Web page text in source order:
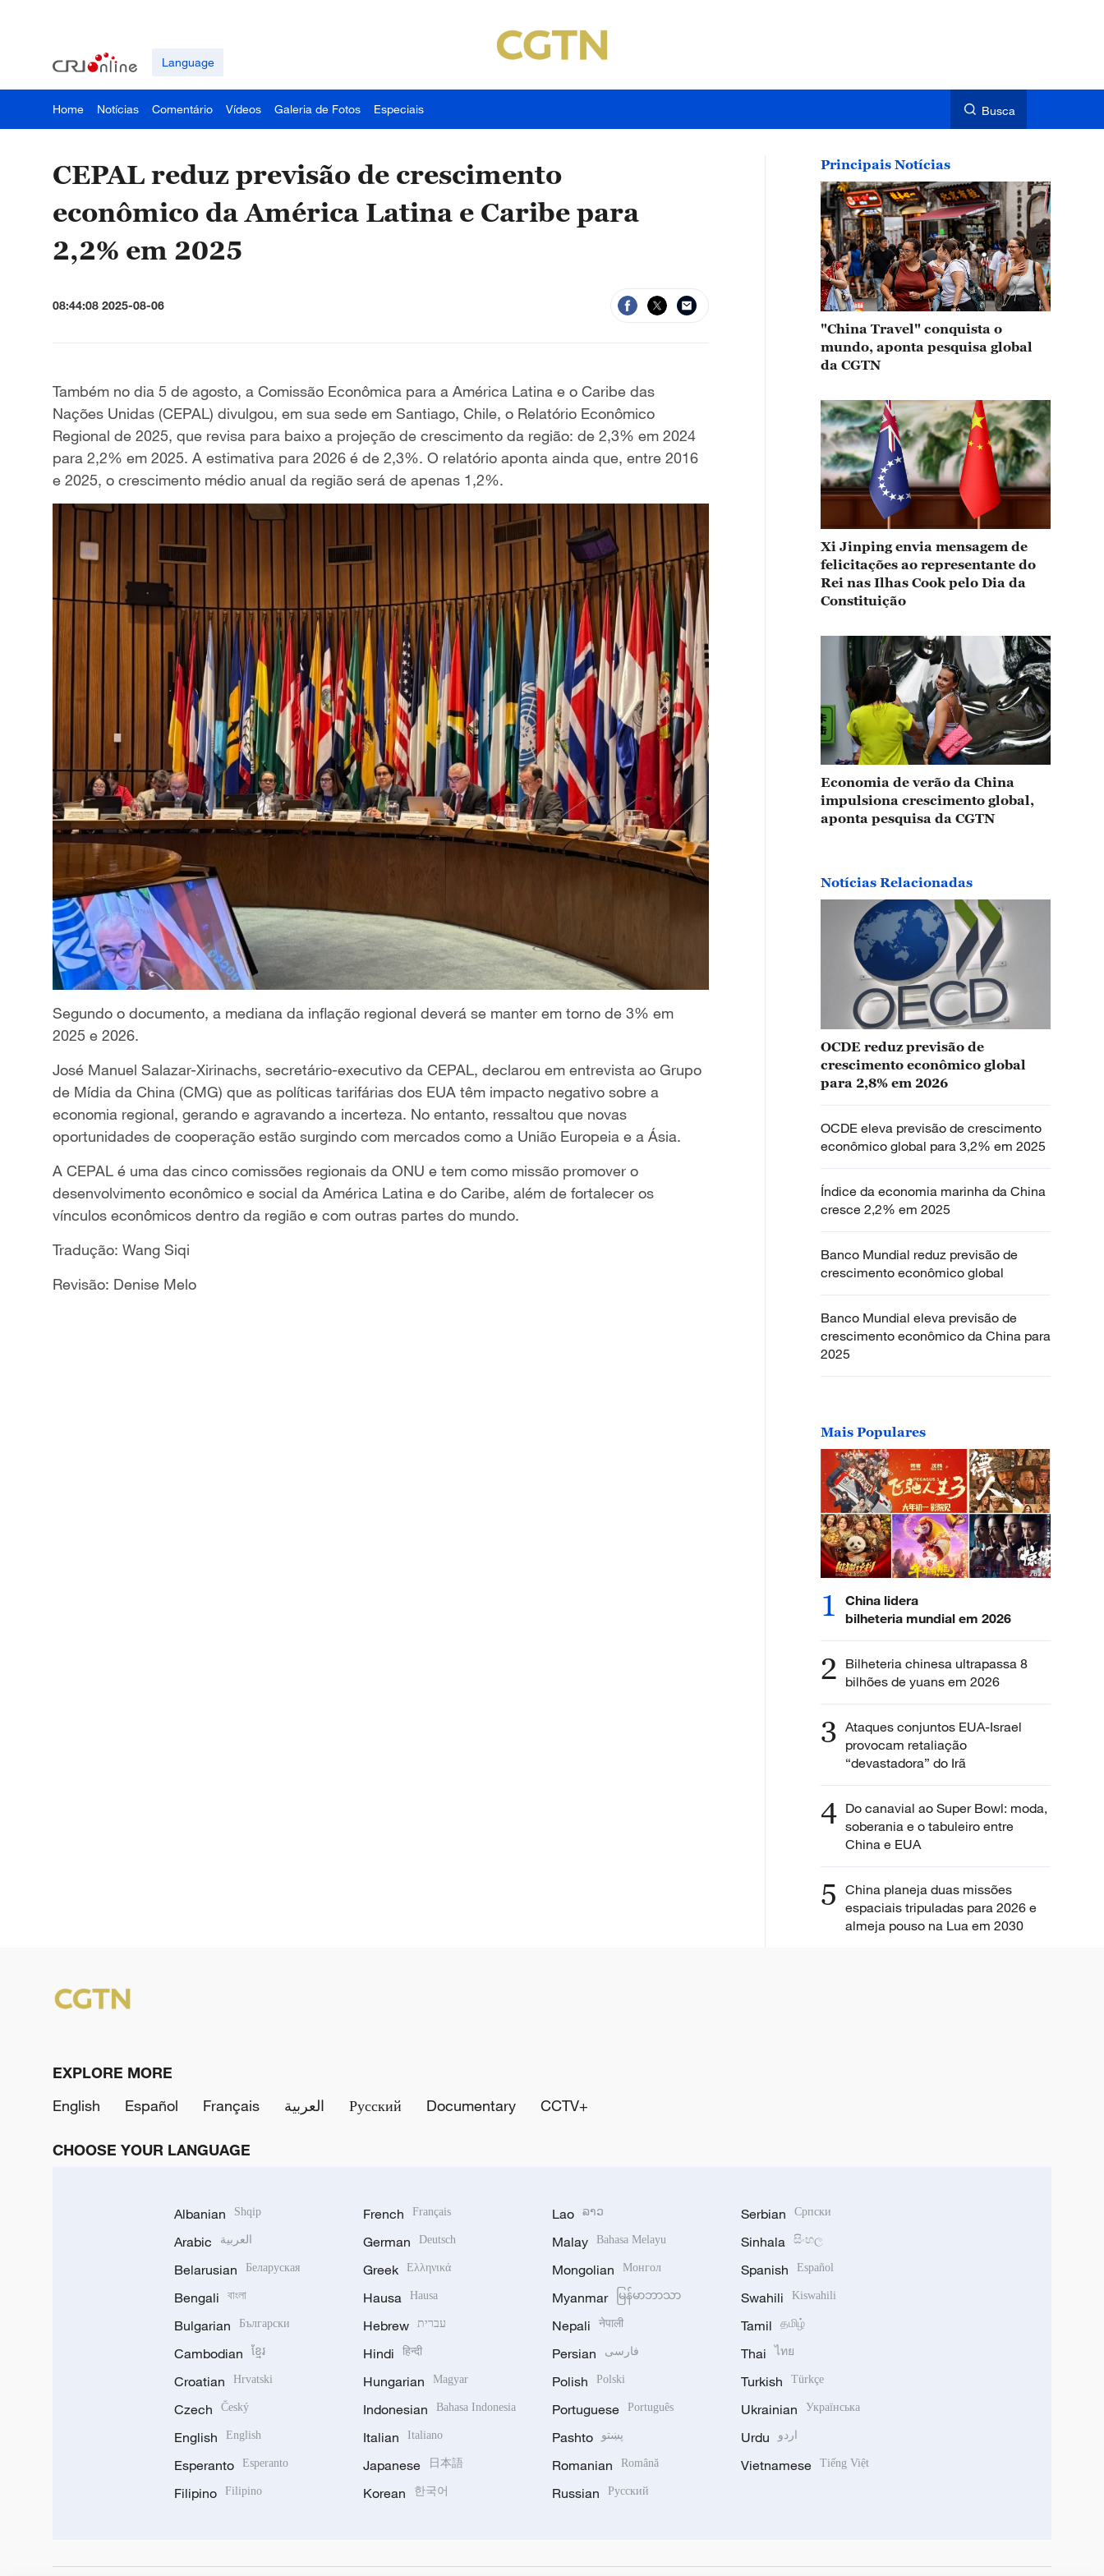
Language
Home Notícias Comentário Vídeos Galeria de Fotos Especiais Busca
CEPAL reduz previsão de crescimento
econômico da América Latina e Caribe para
2,2% em 2025
08:44:08 2025-08-06
Também no dia 5 de agosto, a Comissão Econômica para a América Latina e o Caribe das
Nações Unidas (CEPAL) divulgou, em sua sede em Santiago, Chile, o Relatório Econômico
Regional de 2025, que revisa para baixo a projeção de crescimento da região: de 2,3% em 2024
para 2,2% em 2025. A estimativa para 2026 é de 2,3%. O relatório aponta ainda que, entre 2016
e 2025, o crescimento médio anual da região será de apenas 1,2%.
Segundo o documento, a mediana da inflação regional deverá se manter em torno de 3% em
2025 e 2026.
José Manuel Salazar-Xirinachs, secretário-executivo da CEPAL, declarou em entrevista ao Grupo
de Mídia da China (CMG) que as políticas tarifárias dos EUA têm impacto negativo sobre a
economia regional, gerando e agravando a incerteza. No entanto, ressaltou que novas
oportunidades de cooperação estão surgindo com mercados como a União Europeia e a Ásia.
A CEPAL é uma das cinco comissões regionais da ONU e tem como missão promover o
desenvolvimento econômico e social da América Latina e do Caribe, além de fortalecer os
vínculos econômicos dentro da região e com outras partes do mundo.
Tradução: Wang Siqi
Revisão: Denise Melo
Principais Notícias
"China Travel" conquista o
mundo, aponta pesquisa global
da CGTN
Xi Jinping envia mensagem de
felicitações ao representante do
Rei nas Ilhas Cook pelo Dia da
Constituição
Economia de verão da China
impulsiona crescimento global,
aponta pesquisa da CGTN
Notícias Relacionadas
OCDE reduz previsão de
crescimento econômico global
para 2,8% em 2026
OCDE eleva previsão de crescimento
econômico global para 3,2% em 2025
Índice da economia marinha da China
cresce 2,2% em 2025
Banco Mundial reduz previsão de
crescimento econômico global
Banco Mundial eleva previsão de
crescimento econômico da China para
2025
Mais Populares
1
China lidera
bilheteria mundial em 2026
2 Bilheteria chinesa ultrapassa 8
bilhões de yuans em 2026
3 Ataques conjuntos EUA-Israel
provocam retaliação
“devastadora” do Irã
4 Do canavial ao Super Bowl: moda,
soberania e o tabuleiro entre
China e EUA
5 China planeja duas missões
espaciais tripuladas para 2026 e
almeja pouso na Lua em 2030
EXPLORE MORE
English
Español Français العربية Русский Documentary CCTV+
CHOOSE YOUR LANGUAGE
Albanian Shqip
Arabic العربية
Belarusian Беларуская
Bengali বাংলা
Bulgarian Български
Cambodian ខ្មែរ
Croatian Hrvatski
Czech Český
English English
Esperanto Esperanto
Filipino Filipino
French Français
German Deutsch
Greek Ελληνικά
Hausa Hausa
Hebrew עברית
Hindi हिन्दी
Hungarian Magyar
Indonesian Bahasa Indonesia
Italian Italiano
Japanese 日本語
Korean 한국어
Lao ລາວ
Malay Bahasa Melayu
Mongolian Монгол
Myanmar မြန်မာဘာသာ
Nepali नेपाली
Persian فارسی
Polish Polski
Portuguese Português
Pashto پښتو
Romanian Română
Russian Русский
Serbian Српски
Sinhala සිංහල
Spanish Español
Swahili Kiswahili
Tamil தமிழ்
Thai ไทย
Turkish Türkçe
Ukrainian Українська
Urdu اردو
Vietnamese Tiếng Việt